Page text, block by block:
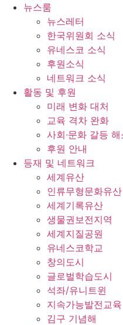
뉴스룸
뉴스레터
한국위원회 소식
유네스코 소식
후원소식
네트워크 소식
활동 및 후원
미래 변화 대처
교육 격차 완화
사회∙문화 갈등 해
후원 안내
등재 및 네트워크
세계유산
인류무형문화유산
세계기록유산
생물권보전지역
세계지질공원
유네스코학교
창의도시
글로벌학습도시
석좌/유니트윈
지속가능발전교육
김구 기념해